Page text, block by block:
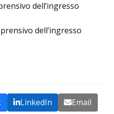
dell’ingresso
dell’ingresso
LinkedIn Email